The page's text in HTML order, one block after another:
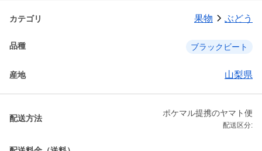
カテゴリ 果物 ぶどう
品種 ブラックビート
産地 山梨県
配送方法
ポケマル提携のヤマト便
配送区分: